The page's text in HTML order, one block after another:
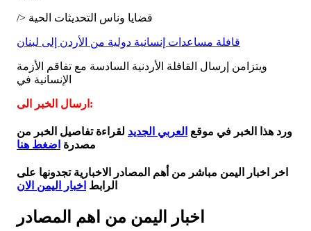
/> قضايا وناس التحديثات الحية
قافلة مساعدات إنسانية دولية من الأردن إلى لبنان
ويتزامن إرسال القافلة الأردنية السادسة مع تفاقم الأزمة
الإنسانية في
ارسال الخبر الى:
ورد هذا الخبر في موقع العربي الجديد لقراءة تفاصيل الخبر من
مصدرة اضغط هنا
اخر اخبار اليمن مباشر من أهم المصادر الاخبارية تجدونها على
الرابط اخبار اليمن الان
اخبار اليمن من اهم المصادر